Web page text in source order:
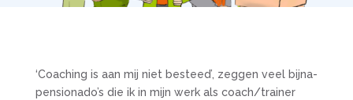
‘Coaching is aan mij niet besteed’, zeggen veel bijna-
pensionado’s die ik in mijn werk als coach/trainer